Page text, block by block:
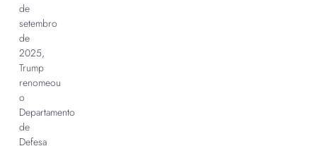
de
setembro
de
2025,
Trump
renomeou
o
Departamento
de
Defesa